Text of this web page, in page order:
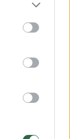
metų žaidė
dvejose